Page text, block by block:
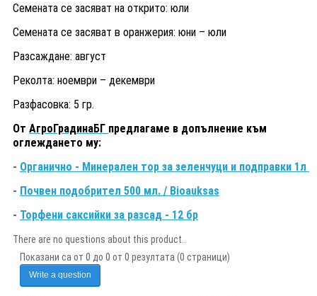
Семената се засяват на открито: юли
Семената се засяват в оранжерия: юни – юли
Разсаждане: август
Реколта: ноември – декември
Разфасовка: 5 гр.
От АгроГрадинаБГ предлагаме в допълнение към
оглеждането му:
- Органично - Минерален тор за зеленчуци и подправки 1л
- Почвен подобрител 500 мл. / Bioauksas
- Торфени саксийки за разсад - 12 бр
There are no questions about this product..
Показани са от 0 до 0 от 0 резултата (0 страници)
Write a question